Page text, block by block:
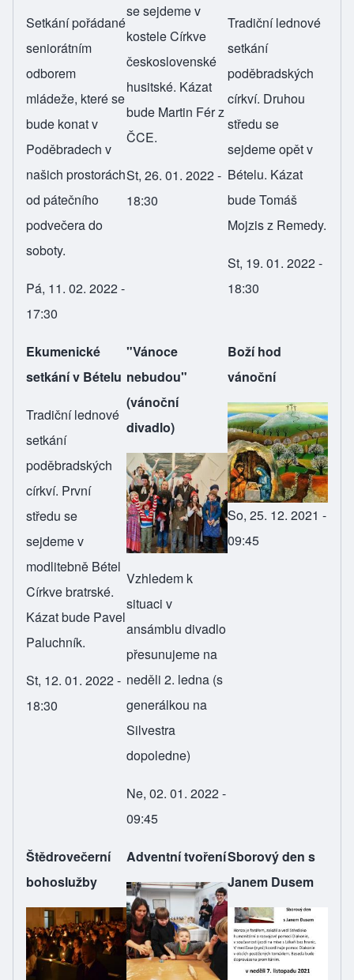
Setkání pořádané
seniorátním
odborem
mládeže, které se
bude konat v
Poděbradech v
našich prostorách
od pátečního
podvečera do
soboty.
Pá, 11. 02. 2022 -
17:30
se sejdeme v
kostele Církve
československé
husitské. Kázat
bude Martin Fér z
ČCE.
St, 26. 01. 2022 -
18:30
Tradiční lednové
setkání
poděbradských
církví. Druhou
středu se
sejdeme opět v
Bételu. Kázat
bude Tomáš
Mojzis z Remedy.
St, 19. 01. 2022 -
18:30
Ekumenické
setkání v Bételu
Tradiční lednové
setkání
poděbradských
církví. První
středu se
sejdeme v
modlitebně Bétel
Církve bratrské.
Kázat bude Pavel
Paluchník.
St, 12. 01. 2022 -
18:30
"Vánoce
nebudou"
(vánoční
divadlo)
Vzhledem k
situaci v
ansámblu divadlo
přesunujeme na
neděli 2. ledna (s
generálkou na
Silvestra
dopoledne)
Ne, 02. 01. 2022 -
09:45
Boží hod
vánoční
So, 25. 12. 2021 -
09:45
Štědrovečerní
bohoslužby
Adventní tvořeníSborový den s
Janem Dusem